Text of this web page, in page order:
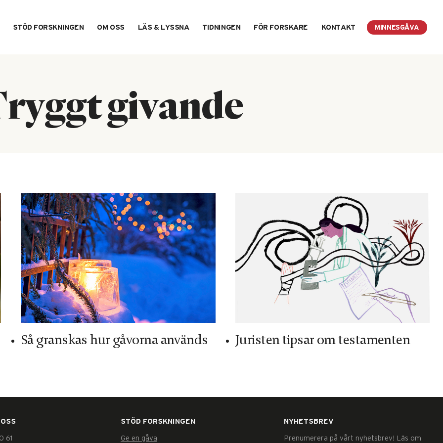
STÖD FORSKNINGEN OM OSS LÄS & LYSSNA TIDNINGEN FÖR FORSKARE KONTAKT MINNESGÅVA
givande
Så granskas hur gåvorna används Juristen tipsar om testamenten
61
STÖD FORSKNINGEN
Ge en gåva
NYHETSBREV
Prenumerera på vårt nyhetsbrev! Läs om